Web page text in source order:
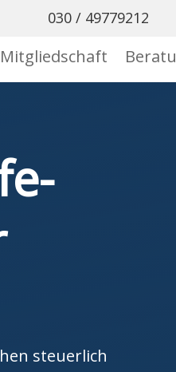
030 / 49779212
Mitgliedschaft
steuerlich